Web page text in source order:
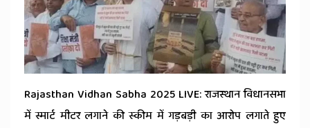
Rajasthan Vidhan Sabha 2025 LIVE: राजस्थान विधानसभा
में स्मार्ट मीटर लगाने की स्कीम में गड़बड़ी का आरोप लगाते हुए